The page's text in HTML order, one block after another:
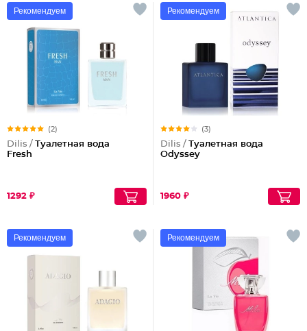
Рекомендуем
(2)
Dilis / Туалетная вода
Fresh
1292 ₽
Рекомендуем
(3)
Dilis / Туалетная вода
Odyssey
1960 ₽
Рекомендуем Рекомендуем